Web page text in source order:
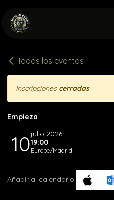
Todos los eventos
Inscripciones cerradas
Empieza
10julio 2026
19:00
Europe/Madrid
Añadir al calendario: